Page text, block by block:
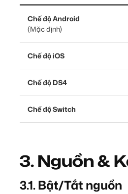
Chế độ Android
(Mặc định)
Chế độ iOS
Chế độ DS4
Chế độ Switch
3. Nguồn &
3.1. Bật/Tắt nguồn